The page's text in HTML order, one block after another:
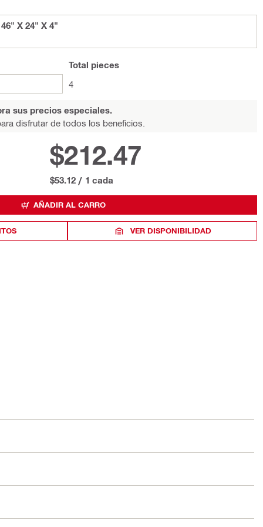
X 24" X 4"
Total pieces
4
sus precios especiales.
disfrutar de todos los beneficios.
$212.47
$53.12 / 1 cada
AÑADIR AL CARRO
VER DISPONIBILIDAD